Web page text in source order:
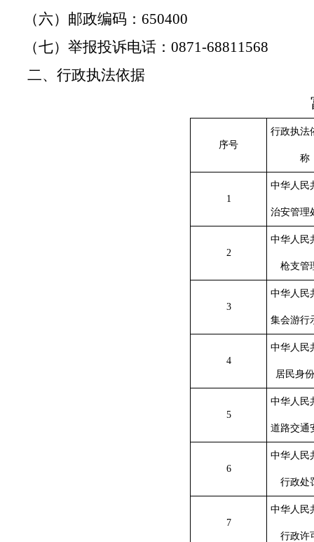
（六）邮政编码： 650400
（七）举报投诉电话： 0871-68811568
二、行政执法依据
序号
行政执法
称
1
中华人民
治安管理
2
中华人民
枪支管
3
中华人民
集会游行
4
中华人民
居民身
5
中华人民
道路交通
6
中华人民
行政处
7
中华人民
行政许